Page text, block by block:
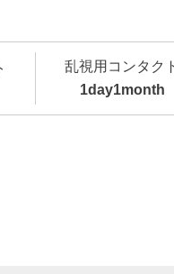
乱視用コンタク
1day1month